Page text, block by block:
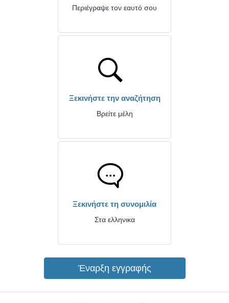
Περιέγραψε τον εαυτό σου
Ξεκινήστε την αναζήτηση
Βρείτε μέλη
Ξεκινήστε τη συνομιλία
Στα ελληνικα
Έναρξη εγγραφής